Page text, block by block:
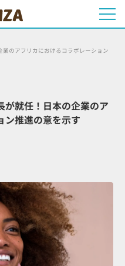
のアフリカにおけるコラボレーション
が就任！日本の企業のア
ン推進の意を示す